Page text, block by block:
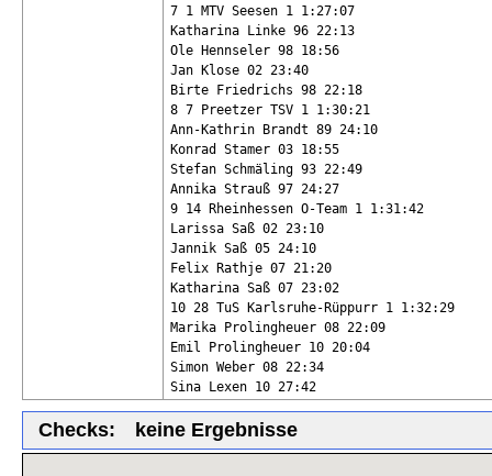
7 1 MTV Seesen 1 1:27:07
Katharina Linke 96 22:13
Ole Hennseler 98 18:56
Jan Klose 02 23:40
Birte Friedrichs 98 22:18
8 7 Preetzer TSV 1 1:30:21
Ann-Kathrin Brandt 89 24:10
Konrad Stamer 03 18:55
Stefan Schmäling 93 22:49
Annika Strauß 97 24:27
9 14 Rheinhessen O-Team 1 1:31:42
Larissa Saß 02 23:10
Jannik Saß 05 24:10
Felix Rathje 07 21:20
Katharina Saß 07 23:02
10 28 TuS Karlsruhe-Rüppurr 1 1:32:29
Marika Prolingheuer 08 22:09
Emil Prolingheuer 10 20:04
Simon Weber 08 22:34
Sina Lexen 10 27:42
Checks: keine Ergebnisse